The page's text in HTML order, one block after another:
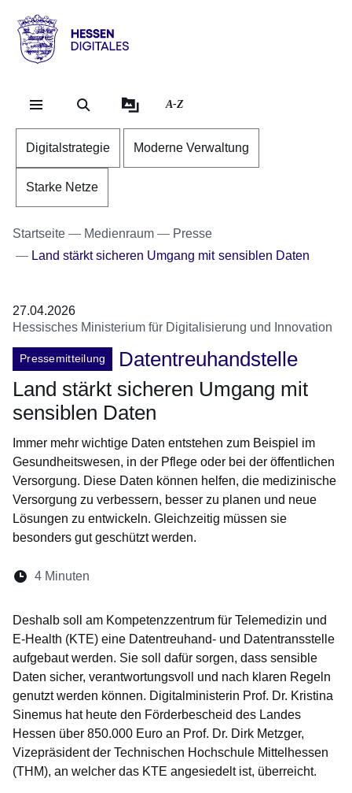
Hessen
Digitales
A-Z
Digitalstrategie Moderne Verwaltung
Starke Netze
Startseite Medienraum
Presse
Land stärkt sicheren Umgang mit sensiblen Daten
27.04.2026
Hessisches Ministerium für Digitalisierung und Innovation
Pressemitteilung
Datentreuhandstelle
Land stärkt sicheren Umgang mit
sensiblen Daten
Immer mehr wichtige Daten entstehen zum Beispiel im
Gesundheitswesen, in der Pflege oder bei der öffentlichen
Versorgung. Diese Daten können helfen, die medizinische
Versorgung zu verbessern, besser zu planen und neue
Lösungen zu entwickeln. Gleichzeitig müssen sie
besonders gut geschützt werden.
Lesedauer:
4 Minuten
Deshalb soll am Kompetenzzentrum für Telemedizin und
E-Health (KTE) eine Datentreuhand- und Datentransstelle
aufgebaut werden. Sie soll dafür sorgen, dass sensible
Daten sicher, verantwortungsvoll und nach klaren Regeln
genutzt werden können. Digitalministerin Prof. Dr. Kristina
Sinemus hat heute den Förderbescheid des Landes
Hessen über 850.000 Euro an Prof. Dr. Dirk Metzger,
Vizepräsident der Technischen Hochschule Mittelhessen
(THM), an welcher das KTE angesiedelt ist, überreicht.